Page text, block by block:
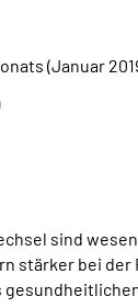
(Januar
sind
stärker bei